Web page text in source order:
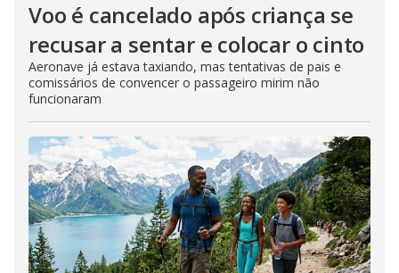
Voo é cancelado após criança se
recusar a sentar e colocar o cinto
Aeronave já estava taxiando, mas tentativas de pais e
comissários de convencer o passageiro mirim não
funcionaram